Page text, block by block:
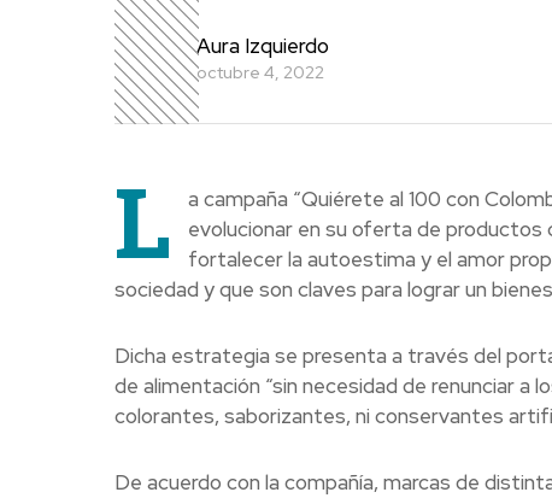
Aura Izquierdo
octubre 4, 2022
L
a campaña “Quiérete al 100 con
evolucionar en su oferta de productos
fortalecer la autoestima y el amor
sociedad y que son claves para lograr un
Dicha estrategia se presenta a través del
de alimentación “sin necesidad de renunciar a
colorantes, saborizantes, ni conservantes
De acuerdo con la compañía, marcas de